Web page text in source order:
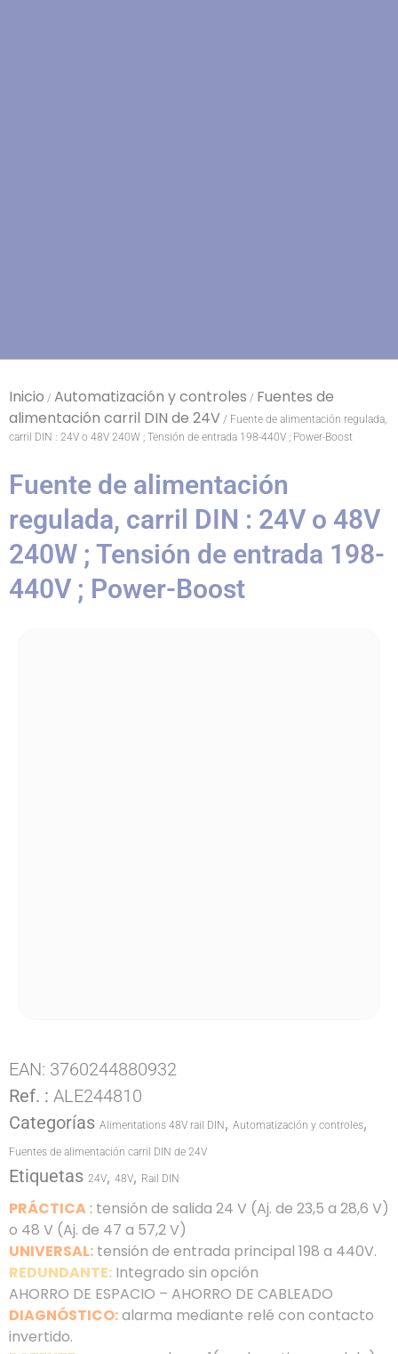
Inicio / Automatización y controles / Fuentes de
alimentación carril DIN de 24V / Fuente de alimentación regulada,
carril DIN : 24V o 48V 240W ; Tensión de entrada 198-440V ; Power-Boost
Fuente de alimentación
regulada, carril DIN : 24V o 48V
240W ; Tensión de entrada 198-
440V ; Power-Boost
EAN: 3760244880932
Ref. : ALE244810
Categorías Alimentations 48V rail DIN , Automatización y controles,
Fuentes de alimentación carril DIN de 24V
Etiquetas 24V, 48V, Rail DIN
PRÁCTICA : tensión de salida 24 V (Aj. de 23,5 a 28,6 V)
o 48 V (Aj. de 47 a 57,2 V)
UNIVERSAL: tensión de entrada principal 198 a 440V.
REDUNDANTE: Integrado sin opción
AHORRO DE ESPACIO – AHORRO DE CABLEADO
DIAGNÓSTICO:alarma mediante relé con contacto
invertido.